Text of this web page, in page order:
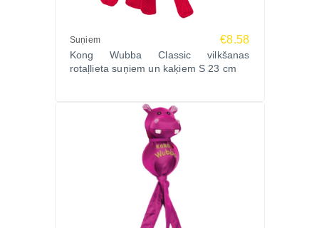
Izmērs: 2,54 x 13,97 x 1,27 cm
Suņiem €8.58
Kong Wubba Classic vilkšanas
rotaļlieta suņiem un kaķiem S 23 cm